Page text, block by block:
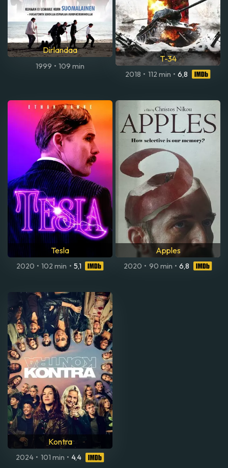
Dirlandaa
1999 • 109 min
T-34
2018 • 112 min • 6,8
Tesla
2020 • 102 min • 5,1
Apples
2020 • 90 min • 6,8
Kontra
2024 • 101 min • 4,4